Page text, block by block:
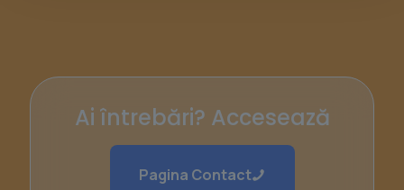
Ai întrebări? Accesează
Pagina Contact